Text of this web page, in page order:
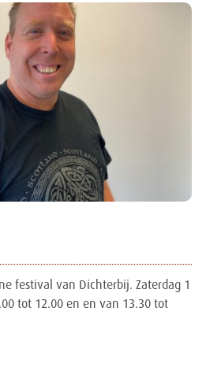
festival van Dichterbij. Zaterdag 1
tot 12.00 en en van 13.30 tot